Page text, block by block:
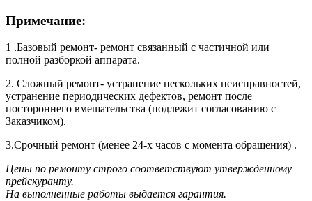
Примечание:
1 .Базовый ремонт- ремонт связанный с частичной или
полной разборкой аппарата.
2. Сложный ремонт- устранение нескольких неисправностей,
устранение периодических дефектов, ремонт после
постороннего вмешательства (подлежит согласованию с
Заказчиком).
3.Срочный ремонт (менее 24-х часов с момента обращения) .
Цены по ремонту строго соответствуют утвержденному
прейскуранту.
На выполненные работы выдается гарантия.